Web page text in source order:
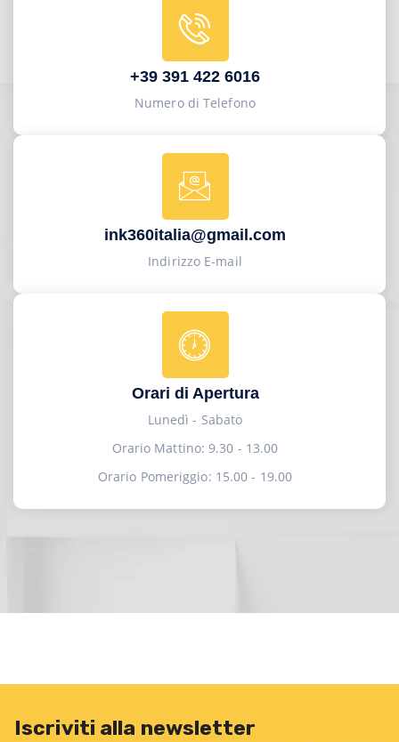
+39 391 422 6016
Numero di Telefono
ink360italia@gmail.com
Indirizzo E-mail
Orari di Apertura
Lunedì - Sabato
Orario Mattino: 9.30 - 13.00
Orario Pomeriggio: 15.00 - 19.00
Iscriviti alla newsletter